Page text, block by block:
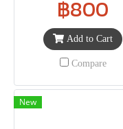
฿800
Add to Cart
Compare
New